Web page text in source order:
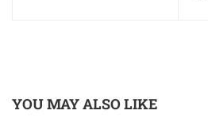
YOU MAY ALSO LIKE